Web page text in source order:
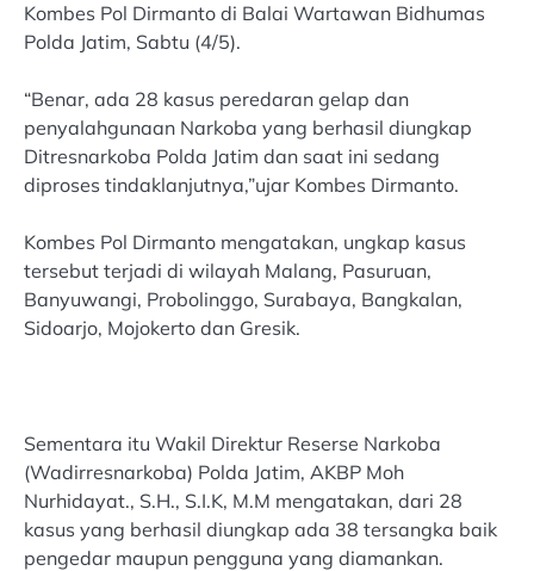
Kombes Pol Dirmanto di Balai Wartawan Bidhumas
Polda Jatim, Sabtu (4/5).
“Benar, ada 28 kasus peredaran gelap dan
penyalahgunaan Narkoba yang berhasil diungkap
Ditresnarkoba Polda Jatim dan saat ini sedang
diproses tindaklanjutnya,”ujar Kombes Dirmanto.
Kombes Pol Dirmanto mengatakan, ungkap kasus
tersebut terjadi di wilayah Malang, Pasuruan,
Banyuwangi, Probolinggo, Surabaya, Bangkalan,
Sidoarjo, Mojokerto dan Gresik.
Sementara itu Wakil Direktur Reserse Narkoba
(Wadirresnarkoba) Polda Jatim, AKBP Moh
Nurhidayat., S.H., S.I.K, M.M mengatakan, dari 28
kasus yang berhasil diungkap ada 38 tersangka baik
pengedar maupun pengguna yang diamankan.